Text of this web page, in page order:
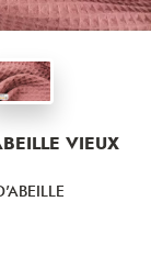
VIEUX